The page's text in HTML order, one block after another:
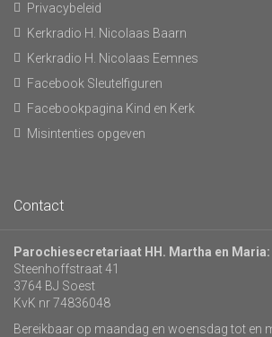
Privacybeleid
Kerkradio H. Nicolaas Baarn
Kerkradio H. Nicolaas Eemnes
Facebook Sleutelfiguren
Facebookpagina Kind en Kerk
Misintenties opgeven
Contact
Parochiesecretariaat HH. Martha en Maria:
Steenhoffstraat 41
3764 BJ Soest
KvK nr 74836048
Bereikbaar op maandag en woensdag tot en